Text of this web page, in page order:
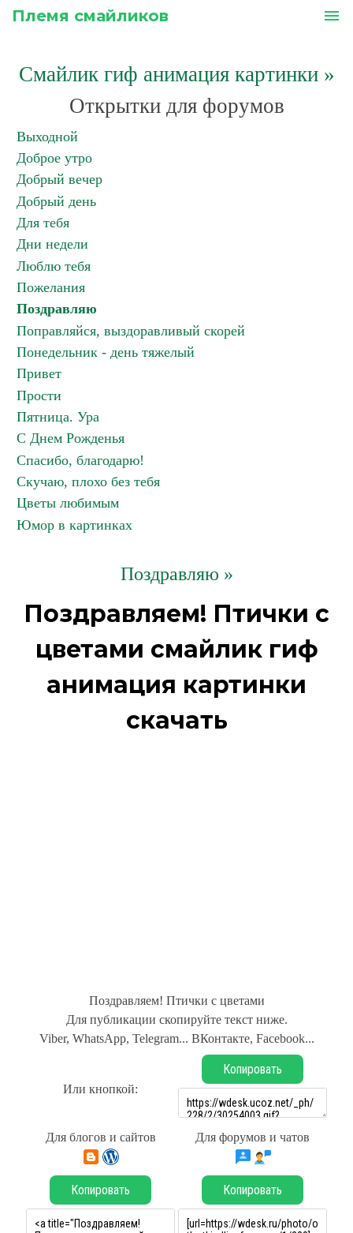
Племя смайликов menu
Смайлик гиф анимация картинки»
Открытки для форумов
Выходной
Доброе утро
Добрый вечер
Добрый день
Для тебя
Дни недели
Люблю тебя
Пожелания
Поздравляю
Поправляйся, выздоравливый скорей
Понедельник - день тяжелый
Привет
Прости
Пятница. Ура
С Днем Рожденья
Спасибо, благодарю!
Скучаю, плохо без тебя
Цветы любимым
Юмор в картинках
Поздравляю »
Поздравляем! Птички с
цветами смайлик гиф
анимация картинки
скачать
Поздравляем! Птички с цветами
Для публикации скопируйте текст ниже.
Viber, WhatsApp, Telegram... ВКонтакте, Facebook...
Или кнопкой:
Копировать
Для блогов и сайтов Для форумов и чатов
Копировать Копировать